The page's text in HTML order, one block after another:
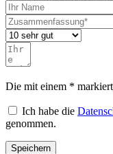
Die mit einem *
Ich habe die
genommen.
Speichern